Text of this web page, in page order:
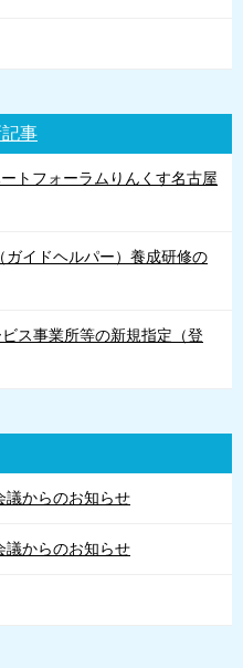
事
トフォーラムりんくす名古屋
イドヘルパー）養成研修の
ス事業所等の新規指定（登
議からのお知らせ
議からのお知らせ